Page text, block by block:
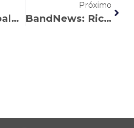
O que é trabalho análogo à escravidão?
Próximo
BandNews: Ricardo Mendonça aborda os limites das obrigações do MEI